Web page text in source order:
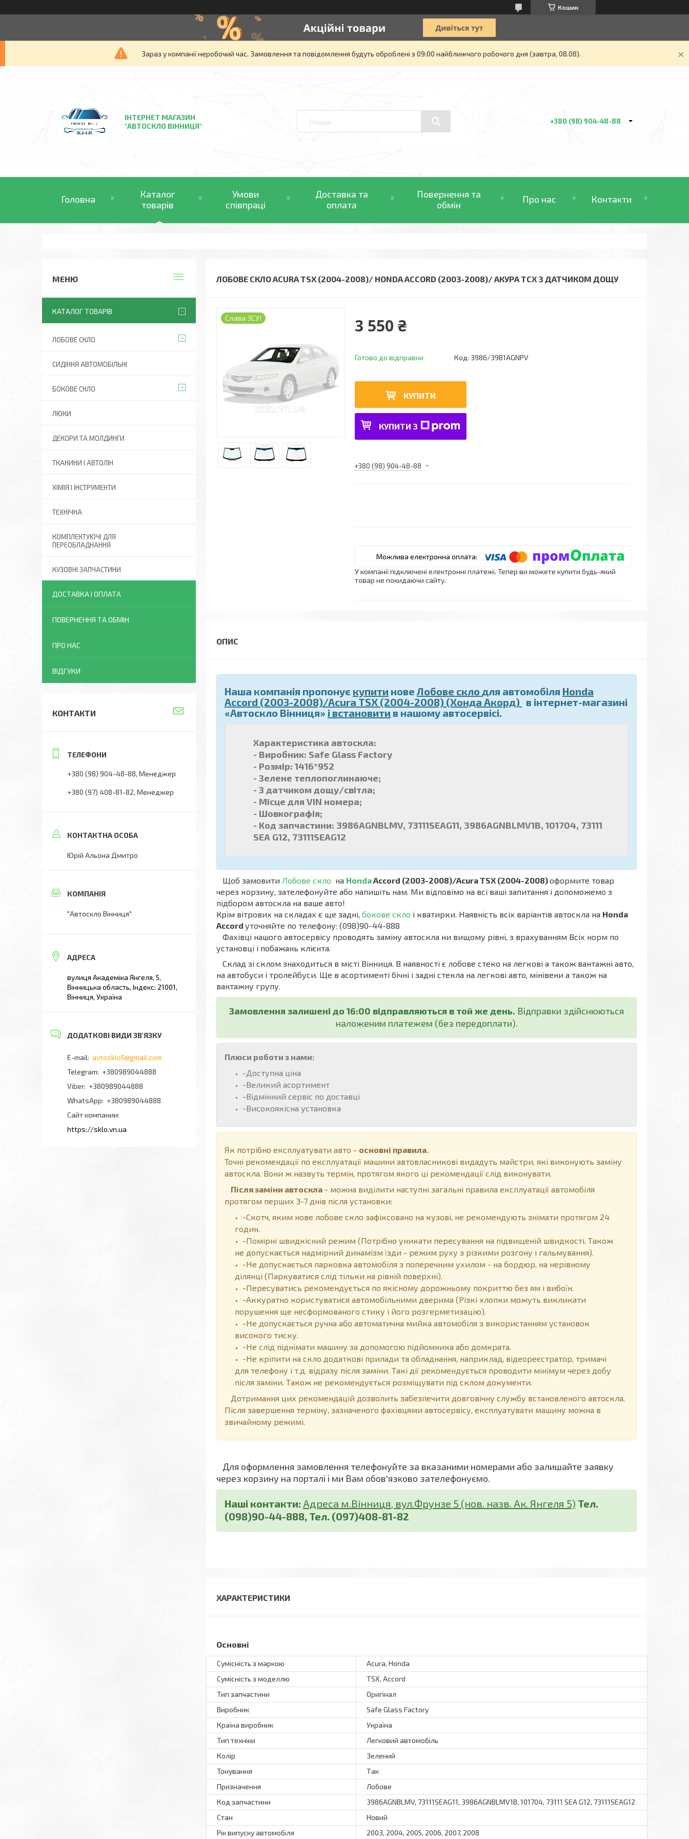
Кошик
Зараз у компанії неробочий час. Замовлення та повідомлення будуть оброблені з 09:00 найближчого робочого дня (завтра, 08.08).
ІНТЕРНЕТ МАГАЗИН
"АВТОСКЛО ВІННИЦЯ"
+380 (98) 904-48-88
Головна
Каталог
товарів
Умови
співпраці
Доставка та
оплата
Повернення та
обмін
Про нас Контакти
ЛОБОВЕ СКЛО ACURA TSX (2004-2008)/ HONDA ACCORD (2003-2008)/ АКУРА ТСХ З ДАТЧИКОМ ДОЩУ
Слава ЗСУ! 3 550 ₴
Готово до відправки Код: 3986/39B1AGNPV
КУПИТИ
КУПИТИ З
+380 (98) 904-48-88
У компанії підключені електронні платежі. Тепер ви можете купити будь-який
товар не покидаючи сайту.
Наша компанія пропонує купити нове Лобове скло для автомобіля Honda
Accord (2003-2008)/Acura TSX (2004-2008) (Хонда Акорд) в інтернет-магазині
«Автоскло Вінниця» і встановити в нашому автосервісі.
Характеристика автоскла:
- Виробник: Safe Glass Factory
- Розмір: 1416*952
- Зелене теплопоглинаюче;
- З датчиком дощу/світла;
- Місце для VIN номера;
- Шовкографія;
- Код запчастини: 3986AGNBLMV, 73111SEAG11, 3986AGNBLMV1B, 101704, 73111
SEA G12, 73111SEAG12
Щоб замовити Лобове скло на HondaAccord (2003-2008)/Acura TSX (2004-2008)оформите товар
через корзину, зателефонуйте або напишіть нам. Ми відповімо на всі ваші запитання і допоможемо з
підбором автоскла на ваше авто!
Крім вітрових на складах є ще задні, бокове скло і кватирки. Наявність всіх варіантів автоскла на Honda
Accord уточняйте по телефону: (098)90-44-888
Фахівці нашого автосервісу проводять заміну автоскла ни вищому рівні, з врахуванням Всіх норм по
установці і побажань клієнта.
Склад зі склом знаходиться в місті Вінниця. В наявності є лобове стеко на легкові а також вантажні авто,
на автобуси і тролейбуси. Ще в асортименті бічні і задні стекла на легкові авто, мінівени а також на
вантажну групу.
Замовлення залишені до 16:00 відправляються в той же день. Відправки здійснюються
наложеним платежем (без передоплати).
Плюси роботи з нами:
-Доступна ціна
-Великий асортимент
-Відмінний сервіс по доставці
-Високоякісна установка
Як потрібно експлуатувати авто - основні правила.
Точні рекомендації по експлуатації машини автовласникові видадуть майстри, які виконують заміну
автоскла. Вони ж назвуть термін, протягом якого ці рекомендації слід виконувати.
Після заміни автоскла - можна виділити наступні загальні правила експлуатації автомобіля
протягом перших 3-7 днів після установки:
-Скотч, яким нове лобове скло зафіксовано на кузові, не рекомендують знімати протягом 24
годин.
-Помірні швидкісний режим (Потрібно уникати пересування на підвищеній швидкості. Також
не допускається надмірний динамізм їзди - режим руху з різкими розгону і гальмування).
-Не допускається парковка автомобіля з поперечним ухилом - на бордюр, на нерівному
ділянці (Паркуватися слід тільки на рівній поверхні).
-Пересуватись рекомендується по якісному дорожньому покриттю без ям і вибоїн.
-Аккуратно користуватися автомобільними дверима (Різкі хлопки можуть викликати
порушення ще несформованого стику і його розгерметизацію).
-Не допускається ручна або автоматична мийка автомобіля з використанням установок
високого тиску.
-Не слід піднімати машину за допомогою підйомника або домкрата.
-Не кріпити на скло додаткові прилади та обладнання, наприклад, відеореєстратор, тримачі
для телефону і т.д. відразу після заміни. Такі дії рекомендується проводити мінімум через добу
після заміни. Також не рекомендується розміщувати під склом документи.
Дотримання цих рекомендацій дозволить забезпечити довговічну службу встановленого автоскла.
Після завершення терміну, зазначеного фахівцями автосервісу, експлуатувати машину можна в
звичайному режимі.
Для оформлення замовлення телефонуйте за вказаними номерами або залишайте заявку
через корзину на порталі і ми Вам обов'язково зателефонуємо.
Наші контакти: Адреса м.Вінниця, вул.Фрунзе 5 (нов. назв. Ак. Янгеля 5) Тел.
(098)90-44-888, Тел. (097)408-81-82
ХАРАКТЕРИСТИКИ
Основні
Сумісність з маркою
Acura, Honda
Сумісність з моделлю
TSX, Accord
Тип запчастини
Оригінал
Виробник
Safe Glass Factory
Країна виробник
Україна
Тип техніки
Легковий автомобіль
Колір
Зелений
Тонування
Так
Призначення
Лобове
Код запчастини
3986AGNBLMV, 73111SEAG11, 3986AGNBLMV1B, 101704, 73111 SEA G12, 73111SEAG12
Стан
Новий
Рік випуску автомобіля
2003, 2004, 2005, 2006, 2007, 2008
КАТАЛОГ ТОВАРІВ
ЛОБОВЕ СКЛО
СИДІННЯ АВТОМОБІЛЬНІ
БОКОВЕ СКЛО
ЛЮКИ
ДЕКОРИ ТА МОЛДИНГИ
ТКАНИНИ І АВТОЛІН
ХІМІЯ І ІНСТРУМЕНТИ
ТЕХНІЧНА
КОМПЛЕКТУЮЧІ ДЛЯ
ПЕРЕОБЛАДНАННЯ
КУЗОВНІ ЗАПЧАСТИНИ
ДОСТАВКА І ОПЛАТА
ПОВЕРНЕННЯ ТА ОБМІН
ПРО НАС
ВІДГУКИ
КОНТАКТИ
+380 (98) 904-48-88 Менеджер
+380 (97) 408-81-82 Менеджер
Юрій Альона Дмитро
"Автоскло Вінниця"
вулиця Академіка Янгеля, 5,
Вінницька область, Індекс: 21001,
Вінниця, Україна
avtosklo5@gmail.com
+380989044888
+380989044888
+380989044888
Сайт компании
https://sklo.vn.ua